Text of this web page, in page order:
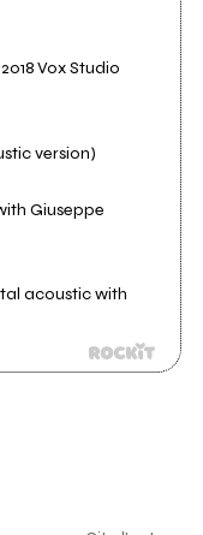
Vox Studio
version)
Giuseppe
acoustic with